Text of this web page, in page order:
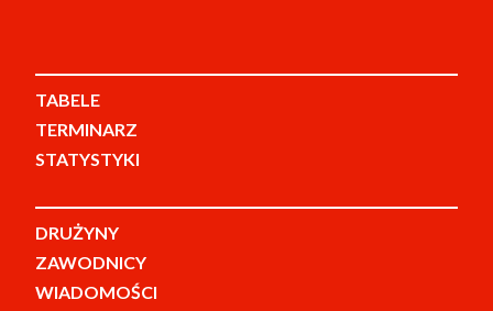
TABELE
TERMINARZ
STATYSTYKI
DRUŻYNY
ZAWODNICY
WIADOMOŚCI